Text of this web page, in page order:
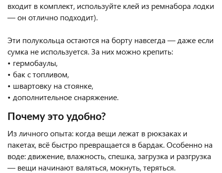
входит в комплект, используйте клей из ремнабора лодки
— он отлично подходит).
Эти полукольца остаются на борту навсегда — даже если
сумка не используется. За них можно крепить:
• гермобаулы,
• бак с топливом,
• швартовку на стоянке,
• дополнительное снаряжение.
Почему это удобно?
Из личного опыта: когда вещи лежат в рюкзаках и
пакетах, всё быстро превращается в бардак. Особенно на
воде: движение, влажность, спешка, загрузка и разгрузка
— вещи начинают валяться, мокнуть, теряться.